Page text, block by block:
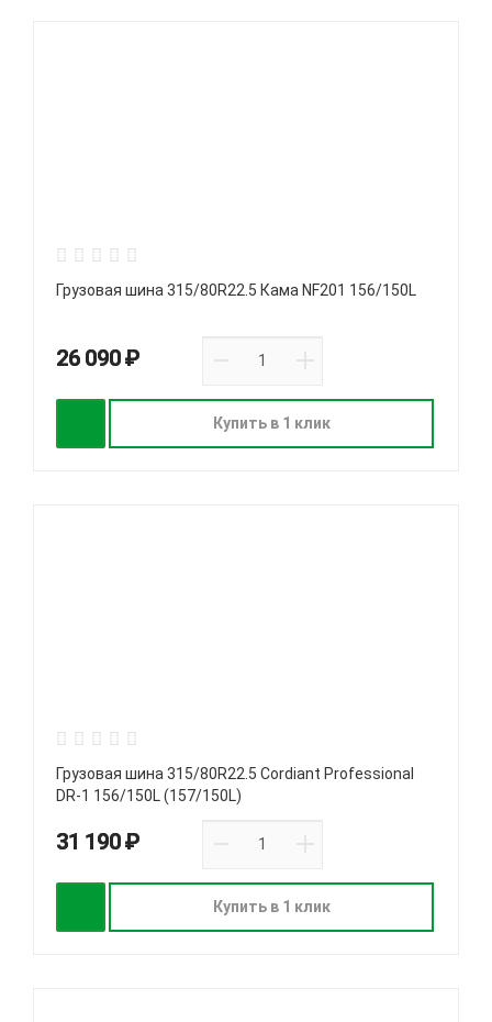
Грузовая шина 315/80R22.5 Кама NF201 156/150L
26 090 ₽
Купить в 1 клик
Грузовая шина 315/80R22.5 Cordiant Professional
DR-1 156/150L (157/150L)
31 190 ₽
Купить в 1 клик